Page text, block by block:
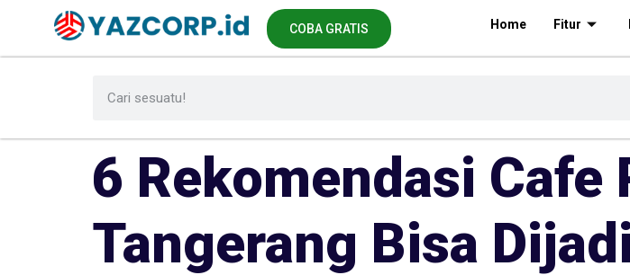
COBA GRATIS Home Fitur
6 Rekomendasi Cafe
Tangerang Bisa